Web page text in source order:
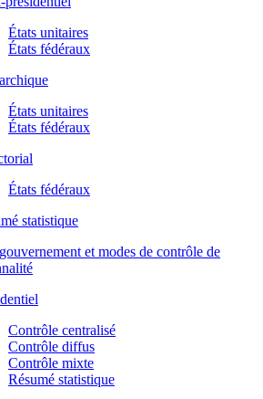
États unitaires
États fédéraux
États unitaires
États fédéraux
États fédéraux
statistique
et modes de contrôle de
Contrôle centralisé
Contrôle diffus
Contrôle mixte
Résumé statistique